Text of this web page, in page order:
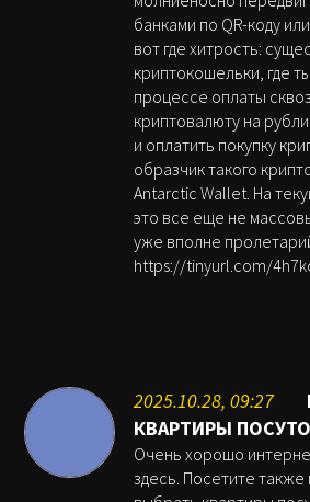
банками по QR-коду
вот где хитрость:
криптокошельки, где
процессе оплаты
криптовалюту на
и оплатить покупку
образчик такого
Antarctic Wallet. На
это все еще не
уже вполне
https://tinyurl.com/
2025.10.28, 09:27
КВАРТИРЫ
Очень хорошо
здесь. Посетите